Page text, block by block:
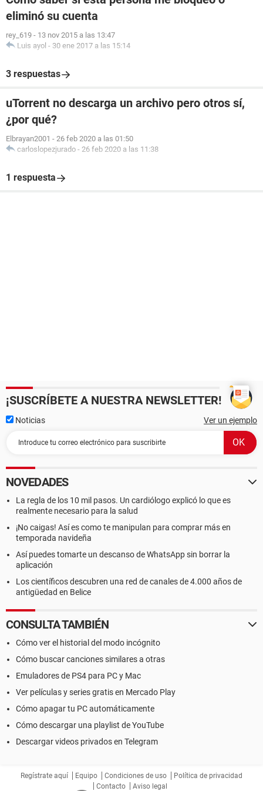
eliminó su cuenta
rey_619 - 13 nov 2015 a las 13:47
Luis ayol - 30 ene 2017 a las 15:14
3 respuestas
uTorrent no descarga un archivo pero otros sí,
¿por qué?
Elbrayan2001 - 26 feb 2020 a las 01:50
carloslopezjurado - 26 feb 2020 a las 11:38
1 respuesta
¡SUSCRÍBETE A NUESTRA NEWSLETTER!
Noticias Ver un ejemplo
NOVEDADES
La regla de los 10 mil pasos. Un cardiólogo explicó lo que es
realmente necesario para la salud
¡No caigas! Así es como te manipulan para comprar más en
temporada navideña
Así puedes tomarte un descanso de WhatsApp sin borrar la
aplicación
Los científicos descubren una red de canales de 4.000 años de
antigüedad en Belice
CONSULTA TAMBIÉN
Cómo ver el historial del modo incógnito
Cómo buscar canciones similares a otras
Emuladores de PS4 para PC y Mac
Ver películas y series gratis en Mercado Play
Cómo apagar tu PC automáticamente
Cómo descargar una playlist de YouTube
Descargar videos privados en Telegram
Regístrate aquí Equipo Condiciones de uso
Política de privacidad
Contacto
Aviso legal